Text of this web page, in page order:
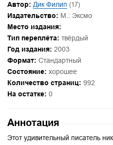
Автор: Дик Филип (17)
Издательство: М.: Эксмо
Место издания:
Тип переплёта: твёрдый
Год издания: 2003
Формат: Стандартный
Состояние: хорошее
Количество страниц: 992
На остатке: 0
Аннотация
Этот удивительный писатель